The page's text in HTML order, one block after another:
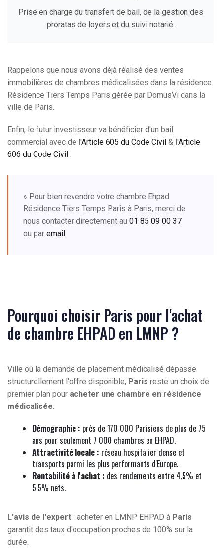
Prise en charge du transfert de bail, de la gestion des
proratas de loyers et du suivi notarié.
Rappelons que nous avons déjà réalisé des ventes
immobilières de chambres médicalisées dans la résidence
Résidence Tiers Temps Paris gérée par DomusVi dans la
ville de Paris.
Enfin, le futur investisseur va bénéficier d'un bail
commercial avec de l'Article 605 du Code Civil & l'Article
606 du Code Civil
» Pour bien revendre votre chambre Ehpad
Résidence Tiers Temps Paris à Paris, merci de
nous contacter directement au 01 85 09 00 37
ou par email
Pourquoi choisir Paris pour l'achat
de chambre EHPAD en LMNP ?
Ville où la demande de placement médicalisé dépasse
structurellement l'offre disponible, Paris reste un choix de
premier plan pour acheter une chambre en résidence
médicalisée
Démographie : près de 170 000 Parisiens de plus de 75
ans pour seulement 7 000 chambres en EHPAD.
Attractivité locale : réseau hospitalier dense et
transports parmi les plus performants d'Europe.
Rentabilité à l'achat : des rendements entre 4,5% et
5,5% nets.
L'avis de l'expert : acheter en LMNP EHPAD à Paris
garantit des taux d'occupation proches de 100% sur la
durée.